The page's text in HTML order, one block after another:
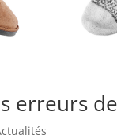
erreurs